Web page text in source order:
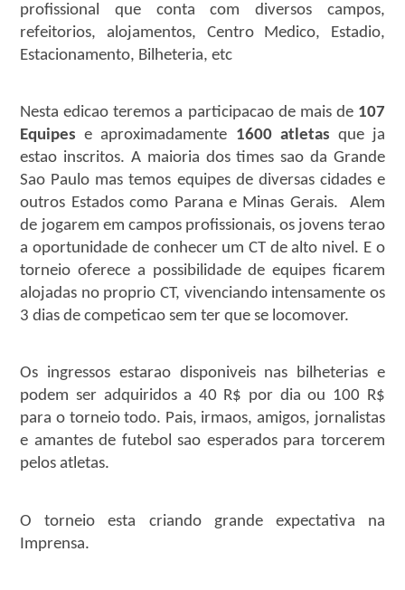
profissional que conta com diversos campos,
refeitorios, alojamentos, Centro Medico, Estadio,
Estacionamento, Bilheteria, etc
Nesta edicao teremos a participacao de mais de 107
Equipese aproximadamente 1600 atletas que ja
estao inscritos. A maioria dos times sao da Grande
Sao Paulo mas temos equipes de diversas cidades e
outros Estados como Parana e Minas Gerais. Alem
de jogarem em campos profissionais, os jovens terao
a oportunidade de conhecer um CT de alto nivel. E o
torneio oferece a possibilidade de equipes ficarem
alojadas no proprio CT, vivenciando intensamente os
3 dias de competicao sem ter que se locomover.
Os ingressos estarao disponiveis nas bilheterias e
podem ser adquiridos a 40 R$ por dia ou 100 R$
para o torneio todo. Pais, irmaos, amigos, jornalistas
e amantes de futebol sao esperados para torcerem
pelos atletas.
O torneio esta criando grande expectativa na
Imprensa.